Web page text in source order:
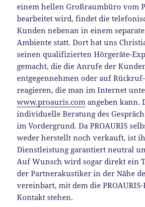
einem hellen Großraumbüro vom
bearbeitet wird, findet die
Kunden nebenan in einem
Ambiente statt. Dort hat uns
seinen qualifizierten Hörgeräte-
gemacht, die die Anrufe der
entgegennehmen oder auf
reagieren, die man im Internet
www.proauris.com angeben kann.
individuelle Beratung des
im Vordergrund. Da PROAURIS
weder herstellt noch verkauft, ist
Dienstleistung garantiert neutral
Auf Wunsch wird sogar direkt ein
der Partnerakustiker in der Nähe
vereinbart, mit dem die
Kontakt stehen.